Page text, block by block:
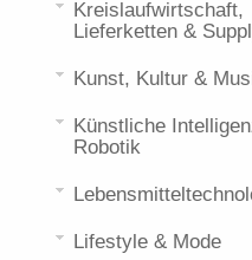
Kreislaufwirtschaft,
Lieferketten &
Kunst, Kultur &
Künstliche
Robotik
Lifestyle & Mode